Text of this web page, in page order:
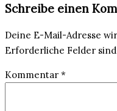
Schreibe einen
Deine E-Mail-Adresse
Erforderliche Felder
Kommentar *